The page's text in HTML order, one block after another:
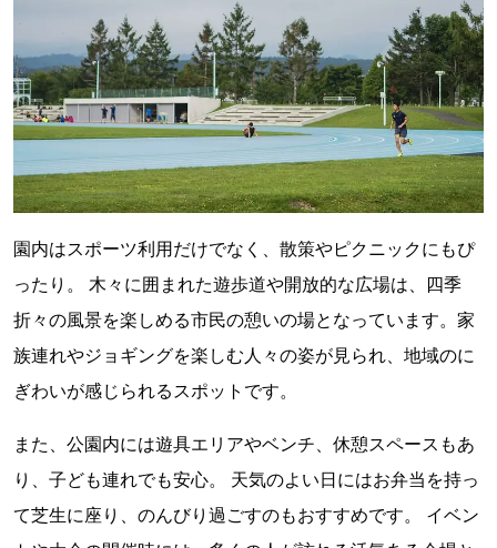
園内はスポーツ利用だけでなく、散策やピクニックにもぴ
ったり。 木々に囲まれた遊歩道や開放的な広場は、四季
折々の風景を楽しめる市民の憩いの場となっています。家
族連れやジョギングを楽しむ人々の姿が見られ、地域のに
ぎわいが感じられるスポットです。
また、公園内には遊具エリアやベンチ、休憩スペースもあ
り、子ども連れでも安心。 天気のよい日にはお弁当を持っ
て芝生に座り、のんびり過ごすのもおすすめです。 イベン